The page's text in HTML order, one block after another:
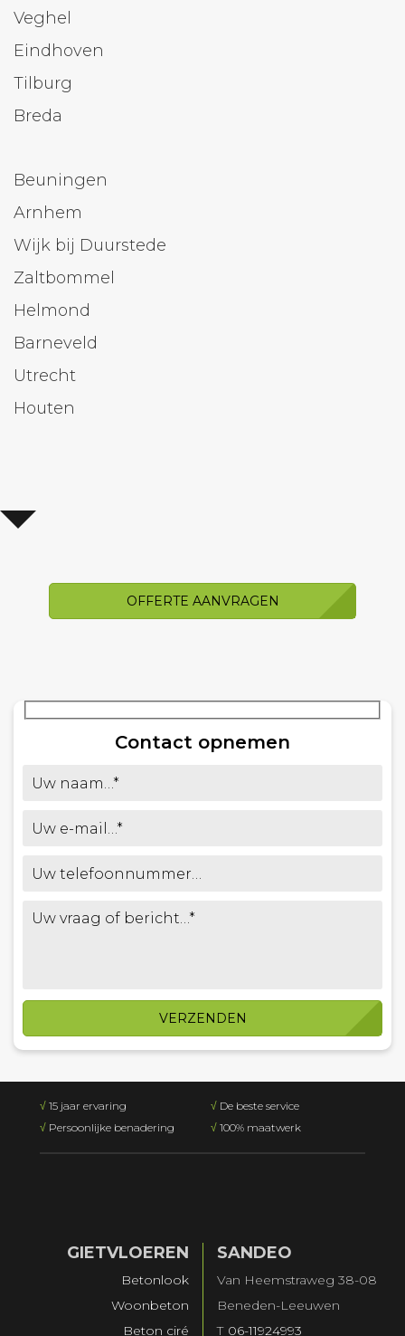
Veghel
Eindhoven
Tilburg
Breda
Beuningen
Arnhem
Wijk bij Duurstede
Zaltbommel
Helmond
Barneveld
Utrecht
Houten
OFFERTE AANVRAGEN
Contact opnemen
VERZENDEN
√ 15 jaar ervaring
√ Persoonlijke benadering
√ De beste service
√ 100% maatwerk
GIETVLOEREN
Betonlook
Woonbeton
Beton ciré
SANDEO
Van Heemstraweg 38-08
Beneden-Leeuwen
T 06-11924993